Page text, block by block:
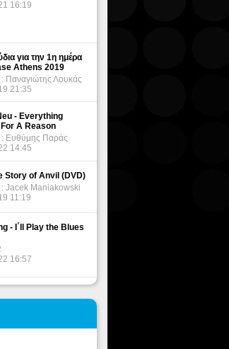
16:19
για την 1η ημέρα
Athens 2019
: Παναγιώτης Λουκάς
21:35
- Everything
A Reason
: Ευθύμης Παράς
14:45
Story of Anvil (DVD)
: Jacek Maniakowski
11:19
- I΄ll Play the Blues
16:57